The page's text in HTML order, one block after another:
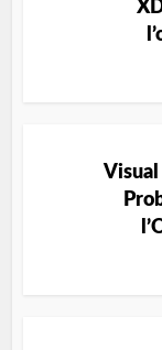
Visual